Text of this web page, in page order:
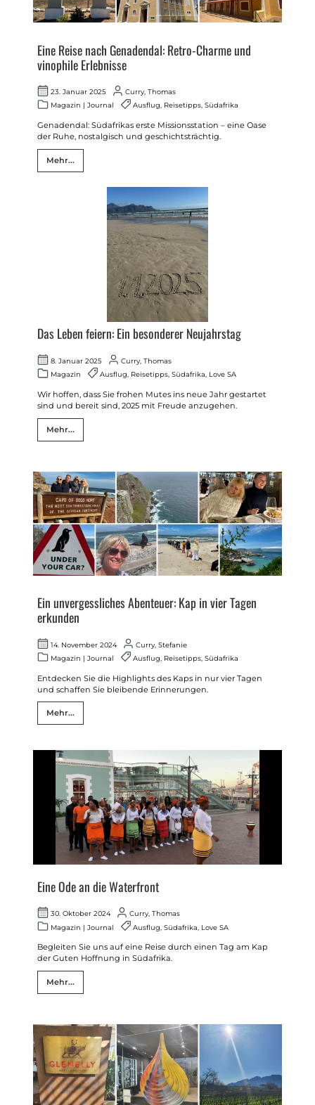
Eine Reise nach Genadendal: Retro-Charme und
vinophile Erlebnisse
23. Januar 2025
Curry, Thomas
Magazin
Journal Ausflug, Reisetipps,Südafrika
Genadendal: Südafrikas erste Missionsstation – eine Oase
der Ruhe, nostalgisch und geschichtsträchtig.
Mehr...
Das Leben feiern: Ein besonderer Neujahrstag
8. Januar 2025
Curry, Thomas
Magazin
Ausflug Reisetipps ,Südafrika Love SA
Wir hoffen, dass Sie frohen Mutes ins neue Jahr gestartet
sind und bereit sind, 2025 mit Freude anzugehen.
Mehr...
Ein unvergessliches Abenteuer: Kap in vier Tagen
erkunden
14. November 2024
Curry, Stefanie
Magazin | Journal Ausflug Reisetipps ,Südafrika
Entdecken Sie die Highlights des Kaps in nur vier Tagen
und schaffen Sie bleibende Erinnerungen.
Mehr...
Eine Ode an die Waterfront
30. Oktober 2024
Curry, Thomas
Magazin | Journal Ausflug ,Südafrika Love SA
Begleiten Sie uns auf eine Reise durch einen Tag am Kap
der Guten Hoffnung in Südafrika.
Mehr...